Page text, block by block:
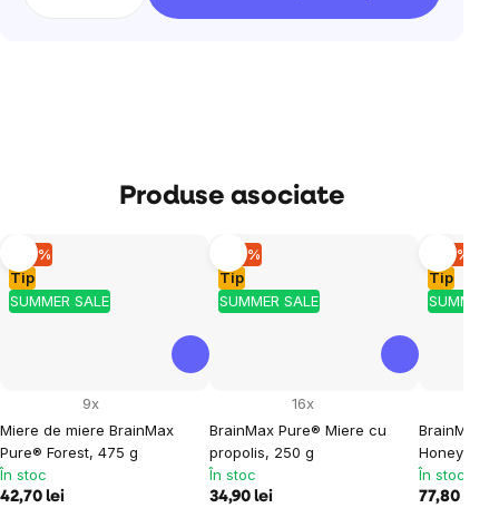
Produse asociate
Tip
SUMMER SALE
–10 %
Miere de miere BrainMax
Pure® Forest, 475 g
9x
În stoc
42,70 lei
Tip
SUMMER SALE
–10 %
BrainMax Pure® Miere cu
propolis, 250 g
16x
În stoc
34,90 lei
Tip
SUMMER
–10 %
BrainMax
Honeydew
În stoc
77,80 lei